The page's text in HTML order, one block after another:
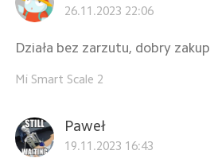
26.11.2023 22:06
Działa bez zarzutu, dobry zakup
Mi Smart Scale 2
Paweł
19.11.2023 16:43